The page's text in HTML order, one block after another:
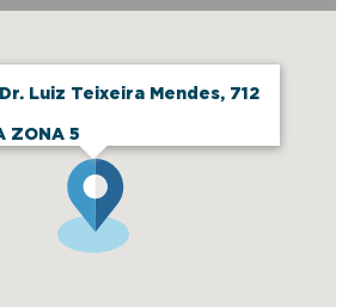
Luiz Teixeira Mendes, 712
ZONA 5